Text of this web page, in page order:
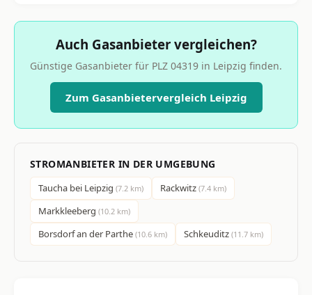
Auch Gasanbieter vergleichen?
Günstige Gasanbieter für PLZ 04319 in Leipzig finden.
Zum Gasanbietervergleich Leipzig
STROMANBIETER IN DER UMGEBUNG
Taucha bei Leipzig (7.2 km) Rackwitz (7.4 km)
Markkleeberg (10.2 km)
Borsdorf an der Parthe (10.6 km) Schkeuditz (11.7 km)